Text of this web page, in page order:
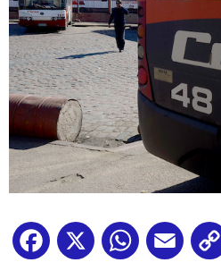
Facebook
X WhatsApp
Email